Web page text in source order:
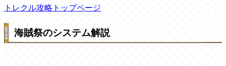
トレクル攻略トップページ
海賊祭のシステム解説